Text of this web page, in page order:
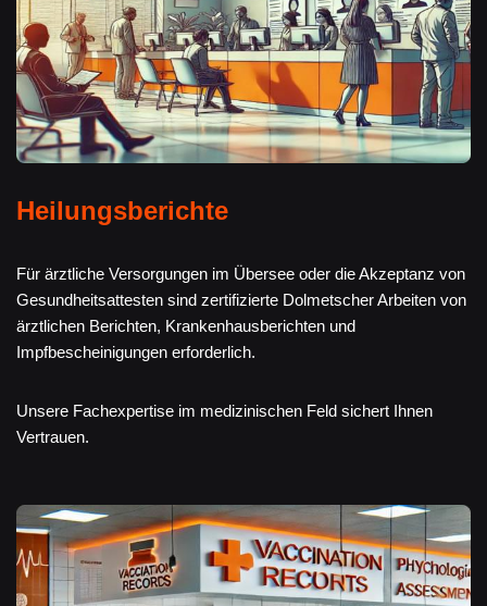
Heilungsberichte
Für ärztliche Versorgungen im Übersee oder die Akzeptanz von
Gesundheitsattesten sind zertifizierte Dolmetscher Arbeiten von
ärztlichen Berichten, Krankenhausberichten und
Impfbescheinigungen erforderlich.
Unsere Fachexpertise im medizinischen Feld sichert Ihnen
Vertrauen.